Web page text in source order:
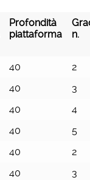
Profondità
piattaforma
n.
Profondità
piattaforma
n.
40
2
40
3
40
4
40
5
40
2
40
3